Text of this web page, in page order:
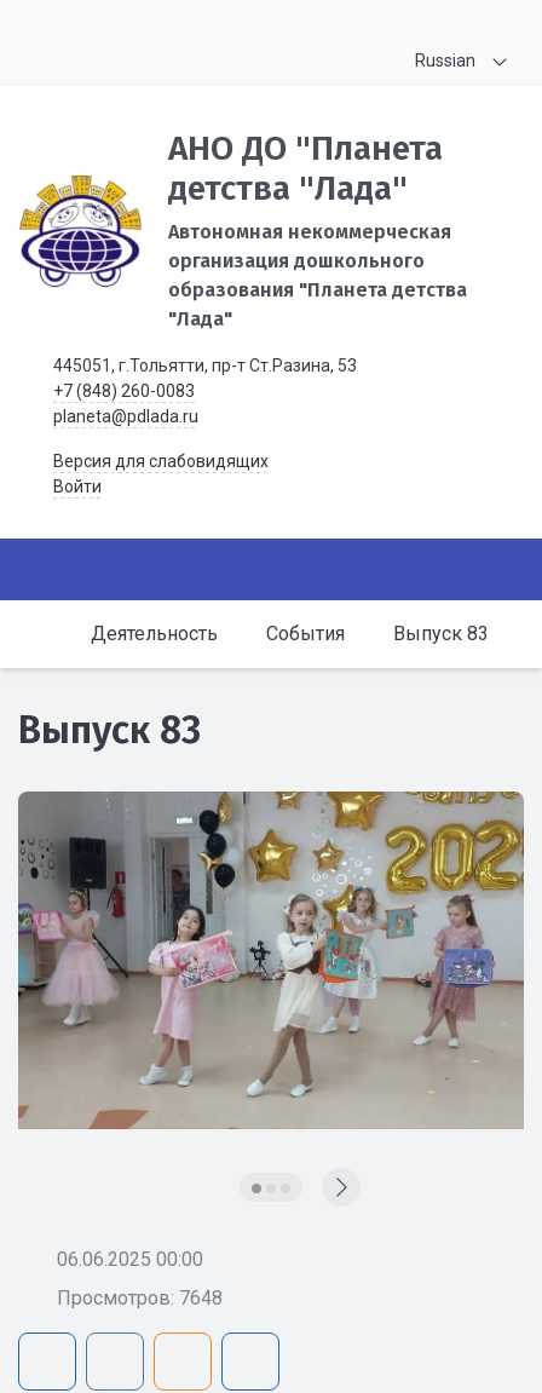
Russian
АНО ДО "Планета
детства "Лада"
Автономная некоммерческая
организация дошкольного
образования "Планета детства
"Лада"
445051, г.Тольятти, пр-т Ст.Разина, 53
+7 (848) 260-0083
planeta@pdlada.ru
Версия для слабовидящих
Войти
Деятельность События Выпуск 83
Выпуск 83
06.06.2025 00:00
Просмотров: 7648